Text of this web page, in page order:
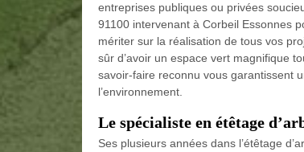
entreprises publiques ou privées
91100 intervenant à Corbeil Essonnes
mériter sur la réalisation de tous vos
sûr d’avoir un espace vert magnifique
savoir-faire reconnu vous garantissent
l’environnement.
Le spécialiste en étêtage
Ses plusieurs années dans l’étêtage